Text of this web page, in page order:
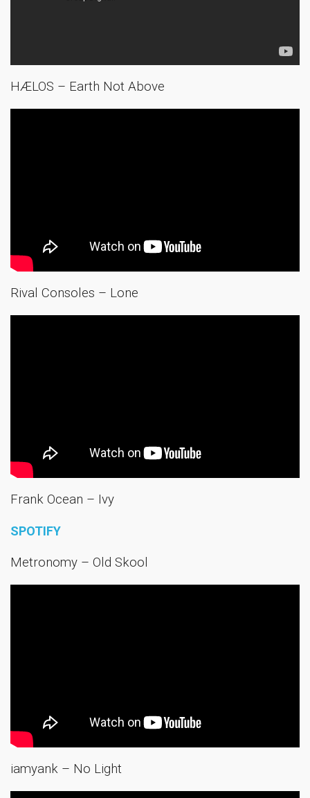
HÆLOS – Earth Not Above
Rival Consoles – Lone
Frank Ocean – Ivy
SPOTIFY
Metronomy – Old Skool
iamyank – No Light